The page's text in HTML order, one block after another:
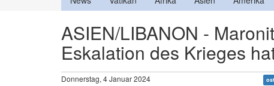
ASIEN/LIBANON -
Eskalation des Krieges
Donnerstag, 4 Januar 2024